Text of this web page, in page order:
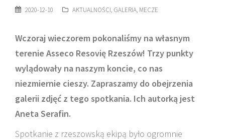
2020-12-10 AKTUALNOŚCI, GALERIA, MECZE
Wczoraj wieczorem pokonaliśmy na własnym
terenie Asseco Resovię Rzeszów! Trzy punkty
wylądowały na naszym koncie, co nas
niezmiernie cieszy. Zapraszamy do obejrzenia
galerii zdjęć z tego spotkania. Ich autorką jest
Aneta Serafin.
Spotkanie z rzeszowską ekipą było ogromnie